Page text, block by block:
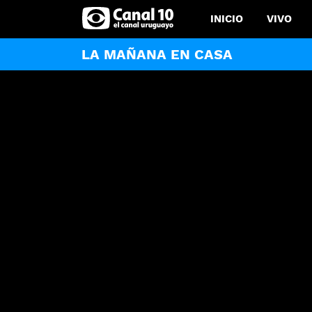
INICIO VIVO
LA MAÑANA EN CASA